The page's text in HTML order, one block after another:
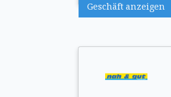
Geschäft anzeigen